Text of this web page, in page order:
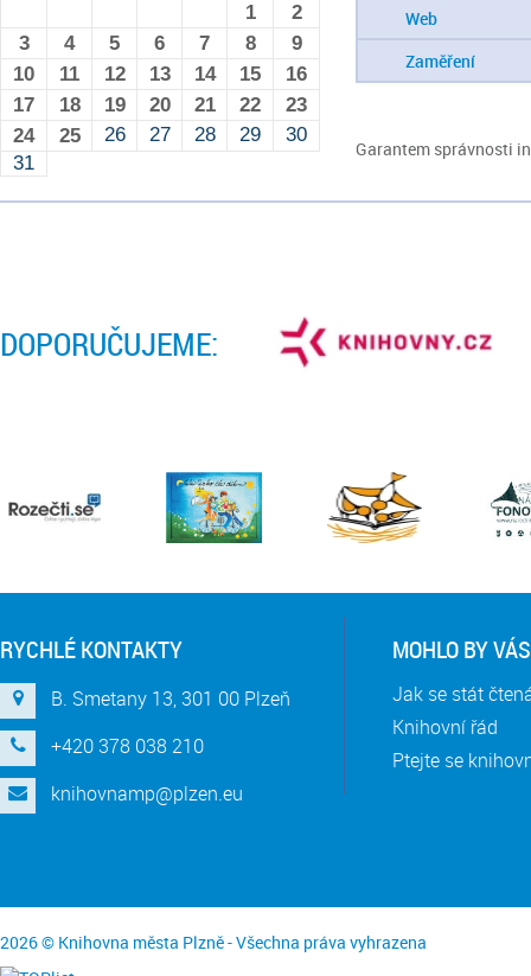
Web
Zaměření
Garantem správnosti
1
2
3
4 5 6 7 8
9
10
11 12 13 14 15
16
17
18 19 20 21 22
23
24
25 26 27 28 29
30
31
DOPORUČUJEME:
RYCHLÉ KONTAKTY
B. Smetany 13, 301 00 Plzeň
+420 378 038 210
knihovnamp@plzen.eu
MOHLO BY
Jak se stát
Knihovní řád
Ptejte se
2026 © Knihovna města Plzně - Všechna práva vyhrazena